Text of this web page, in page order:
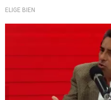
ELIGE BIEN
Tras segunda vuelta presidencial